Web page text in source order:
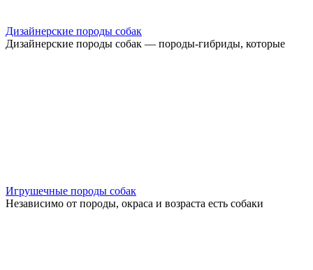
Дизайнерские породы собак
Дизайнерские породы собак — породы-гибриды, которые
Игрушечные породы собак
Независимо от породы, окраса и возраста есть собаки